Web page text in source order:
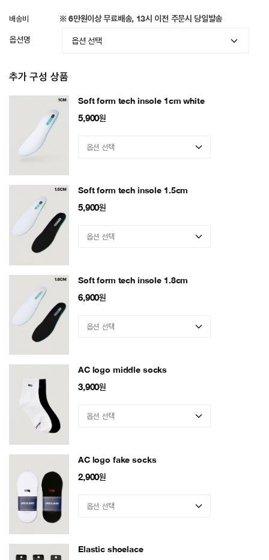
배송비 ※ 6만원이상 무료배송, 13시 이전 주문시 당일발송
옵션명
추가 구성 상품
Soft form tech insole 1cm white
5,900원
Soft form tech insole 1.5cm
5,900원
Soft form tech insole 1.8cm
6,900원
AC logo middle socks
3,900원
AC logo fake socks
2,900원
Elastic shoelace